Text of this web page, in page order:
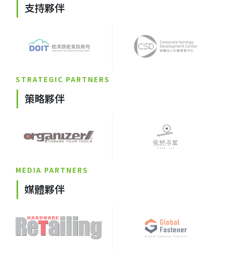
支持夥伴
STRATEGIC PARTNERS
策略夥伴
MEDIA PARTNERS
媒體夥伴